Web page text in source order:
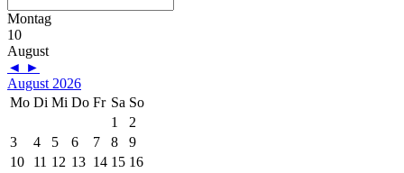
Montag
10
August
◄ ►
August 2026
Mo Di Mi Do Fr Sa So
1
2
3
4 5 6 7 8
9
10
11 12 13 14 15 16